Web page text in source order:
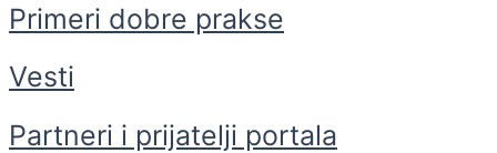
Primeri dobre prakse
Vesti
Partneri i prijatelji portala